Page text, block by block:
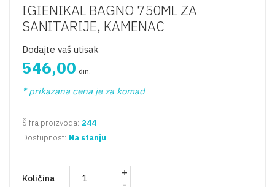
IGIENIKAL BAGNO 750ML ZA
SANITARIJE, KAMENAC
Dodajte vaš utisak
546,00 din.
* prikazana cena je za komad
Šifra proizvoda: 244
Dostupnost: Na stanju
Količina
+